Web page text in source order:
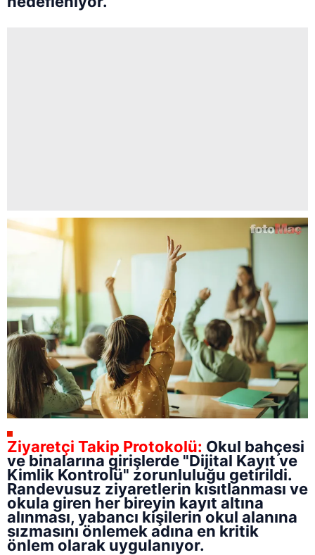
Ziyaretçi Takip Protokolü: Okul bahçesi
ve binalarına girişlerde "Dijital Kayıt ve
Kimlik Kontrolü" zorunluluğu getirildi.
Randevusuz ziyaretlerin kısıtlanması ve
okula giren her bireyin kayıt altına
alınması, yabancı kişilerin okul alanına
sızmasını önlemek adına en kritik
önlem olarak uygulanıyor.